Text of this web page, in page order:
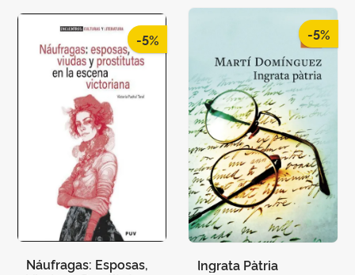
-5%
Náufragas: Esposas,
-5%
Ingrata Pàtria